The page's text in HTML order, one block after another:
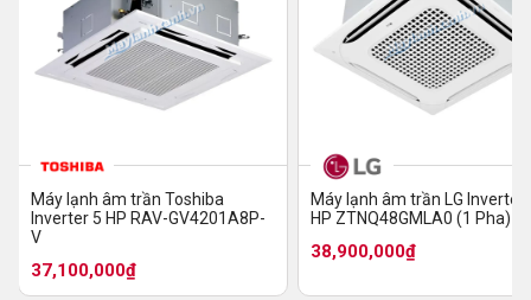
Máy lạnh âm trần Toshiba
Inverter 5 HP RAV-GV4201A8P-
V
37,100,000₫
Máy lạnh âm trần LG Inverter
HP ZTNQ48GMLA0 (1 Pha)
38,900,000₫